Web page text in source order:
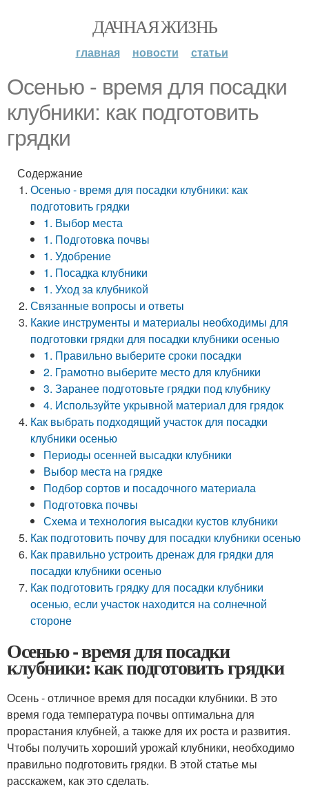
ДАЧНАЯ ЖИЗНЬ
главная новости статьи
Осенью - время для посадки
клубники: как подготовить
грядки
Содержание
Осенью - время для посадки клубники: как
подготовить грядки
1. Выбор места
1. Подготовка почвы
1. Удобрение
1. Посадка клубники
1. Уход за клубникой
Связанные вопросы и ответы
Какие инструменты и материалы необходимы для
подготовки грядки для посадки клубники осенью
1. Правильно выберите сроки посадки
2. Грамотно выберите место для клубники
3. Заранее подготовьте грядки под клубнику
4. Используйте укрывной материал для грядок
Как выбрать подходящий участок для посадки
клубники осенью
Периоды осенней высадки клубники
Выбор места на грядке
Подбор сортов и посадочного материала
Подготовка почвы
Схема и технология высадки кустов клубники
Как подготовить почву для посадки клубники осенью
Как правильно устроить дренаж для грядки для
посадки клубники осенью
Как подготовить грядку для посадки клубники
осенью, если участок находится на солнечной
стороне
Осенью - время для посадки
клубники: как подготовить грядки
Осень - отличное время для посадки клубники. В это
время года температура почвы оптимальна для
прорастания клубней, а также для их роста и развития.
Чтобы получить хороший урожай клубники, необходимо
правильно подготовить грядки. В этой статье мы
расскажем, как это сделать.